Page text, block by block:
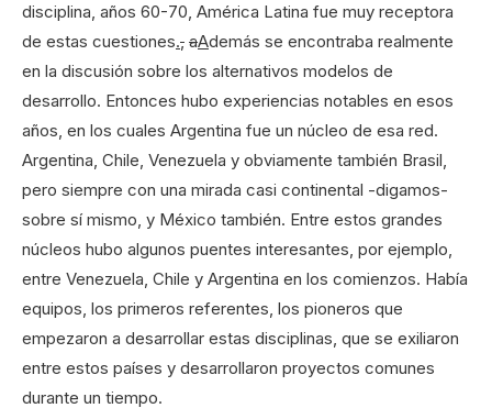
disciplina, años 60-70, América Latina fue muy receptora
de estas cuestiones., aAdemás se encontraba realmente
en la discusión sobre los alternativos modelos de
desarrollo. Entonces hubo experiencias notables en esos
años, en los cuales Argentina fue un núcleo de esa red.
Argentina, Chile, Venezuela y obviamente también Brasil,
pero siempre con una mirada casi continental -digamos-
sobre sí mismo, y México también. Entre estos grandes
núcleos hubo algunos puentes interesantes, por ejemplo,
entre Venezuela, Chile y Argentina en los comienzos. Había
equipos, los primeros referentes, los pioneros que
empezaron a desarrollar estas disciplinas, que se exiliaron
entre estos países y desarrollaron proyectos comunes
durante un tiempo.